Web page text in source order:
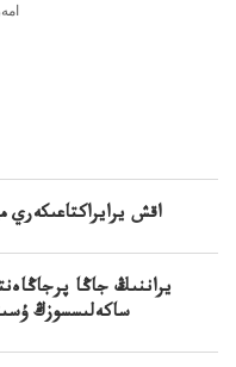
اقش يرايراكتاعىكەري
يراننىڭ جاڭا
ساكەلىسسوزڭ